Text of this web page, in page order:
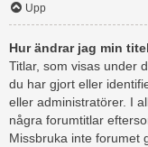
Upp
Hur ändrar jag min
Titlar, som visas under
du har gjort eller
eller administratörer. I
några forumtitlar
Missbruka inte forumet